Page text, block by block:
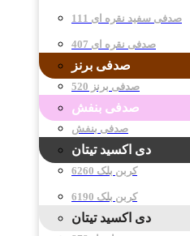
صدفی سفید نقره ای 111
صدفی نقره ای 407
صدفی برنز
صدفی برنز 520
صدفی بنفش
صدفی بنفش
دی اکسید تیتان
کربن بلک 6260
کربن بلک 6190
دی اکسید تیتان